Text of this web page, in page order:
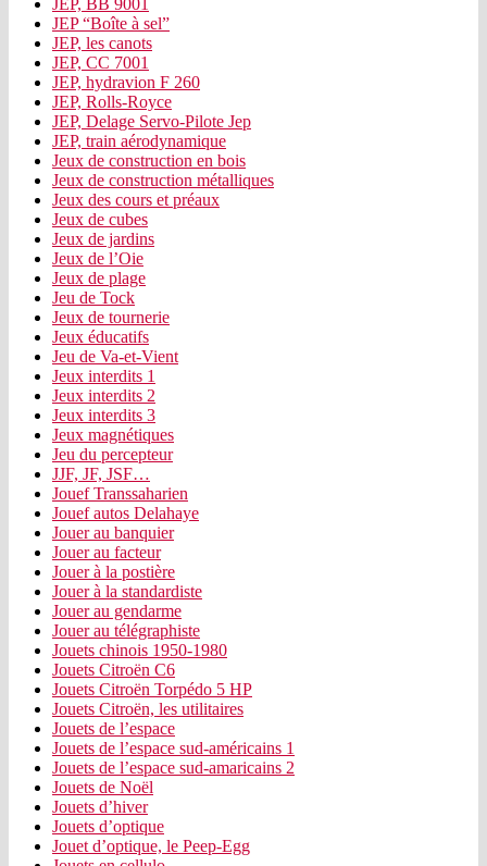
JEP, BB 9001
JEP “Boîte à sel”
JEP, les canots
JEP, CC 7001
JEP, hydravion F 260
JEP, Rolls-Royce
JEP, Delage Servo-Pilote Jep
JEP, train aérodynamique
Jeux de construction en bois
Jeux de construction métalliques
Jeux des cours et préaux
Jeux de cubes
Jeux de jardins
Jeux de l’Oie
Jeux de plage
Jeu de Tock
Jeux de tournerie
Jeux éducatifs
Jeu de Va-et-Vient
Jeux interdits 1
Jeux interdits 2
Jeux interdits 3
Jeux magnétiques
Jeu du percepteur
JJF, JF, JSF…
Jouef Transsaharien
Jouef autos Delahaye
Jouer au banquier
Jouer au facteur
Jouer à la postière
Jouer à la standardiste
Jouer au gendarme
Jouer au télégraphiste
Jouets chinois 1950-1980
Jouets Citroën C6
Jouets Citroën Torpédo 5 HP
Jouets Citroën, les utilitaires
Jouets de l’espace
Jouets de l’espace sud-américains 1
Jouets de l’espace sud-amaricains 2
Jouets de Noël
Jouets d’hiver
Jouets d’optique
Jouet d’optique, le Peep-Egg